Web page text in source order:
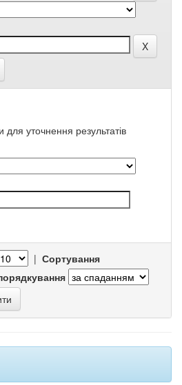
для уточнення результатів
| Сортування